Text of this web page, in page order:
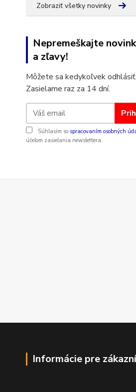
Zobraziť všetky novinky
Nepremeškajte
a zľavy!
Môžete sa kedykoľvek odhlásiť.
Zasielame raz za 14 dní.
Súhlasím so spracovaním osobných
účelom zasielania newslettera.
Informácie pre